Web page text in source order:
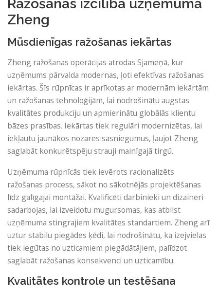
Ražošanas izcilība uzņēmumā
Zheng
Mūsdienīgas ražošanas iekārtas
Zheng ražošanas operācijas atrodas Sjameņā, kur
uzņēmums pārvalda modernas, ļoti efektīvas ražošanas
iekārtas. Šīs rūpnīcas ir aprīkotas ar modernām iekārtām
un ražošanas tehnoloģijām, lai nodrošinātu augstas
kvalitātes produkciju un apmierinātu globālās klientu
bāzes prasības. Iekārtas tiek regulāri modernizētas, lai
iekļautu jaunākos nozares sasniegumus, ļaujot Zheng
saglabāt konkurētspēju strauji mainīgajā tirgū.
Uzņēmuma rūpnīcās tiek ievērots racionalizēts
ražošanas process, sākot no sākotnējās projektēšanas
līdz galīgajai montāžai. Kvalificēti darbinieki un dizaineri
sadarbojas, lai izveidotu mugursomas, kas atbilst
uzņēmuma stingrajiem kvalitātes standartiem. Zheng arī
uztur stabilu piegādes ķēdi, lai nodrošinātu, ka izejvielas
tiek iegūtas no uzticamiem piegādātājiem, palīdzot
saglabāt ražošanas konsekvenci un uzticamību.
Kvalitātes kontrole un testēšana